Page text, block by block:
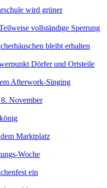
wird grüner
vollständige Sperrung
bleibt erhalten
Dörfer und Ortsteile
Afterwork-Singing
November
Marktplatz
Woche
ein